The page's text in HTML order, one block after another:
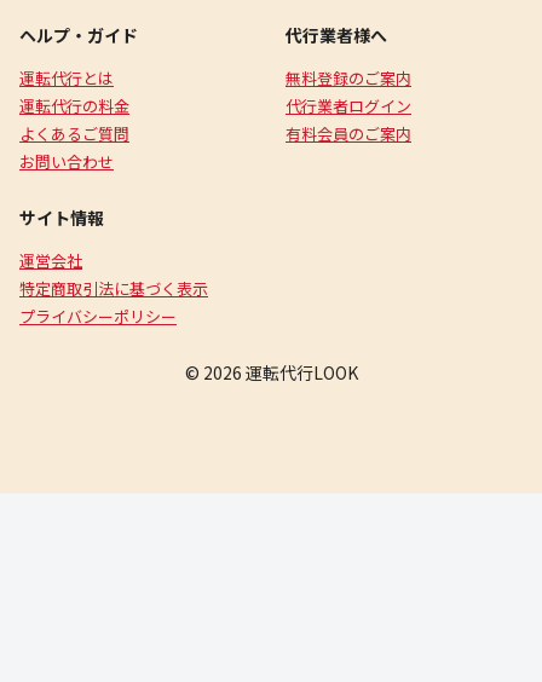
ヘルプ・ガイド
運転代行とは
運転代行の料金
よくあるご質問
お問い合わせ
代行業者様へ
無料登録のご案内
代行業者ログイン
有料会員のご案内
サイト情報
運営会社
特定商取引法に基づく表示
プライバシーポリシー
© 2026 運転代行LOOK